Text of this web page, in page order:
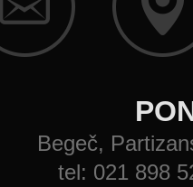
Begeč,
tel: 021 898